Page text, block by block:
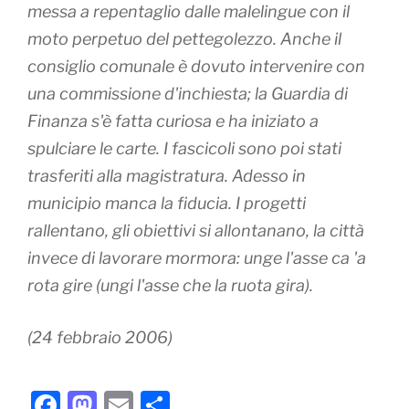
messa a repentaglio dalle malelingue con il
moto perpetuo del pettegolezzo. Anche il
consiglio comunale è dovuto intervenire con
una commissione d'inchiesta; la Guardia di
Finanza s'è fatta curiosa e ha iniziato a
spulciare le carte. I fascicoli sono poi stati
trasferiti alla magistratura. Adesso in
municipio manca la fiducia. I progetti
rallentano, gli obiettivi si allontanano, la città
invece di lavorare mormora: unge l'asse ca 'a
rota gire (ungi l'asse che la ruota gira).
(24 febbraio 2006)